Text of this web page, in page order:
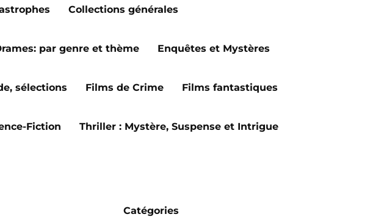
Collections générales
par genre et thème Enquêtes et Mystères
sélections Films de Crime Films fantastiques
Fiction Thriller : Mystère, Suspense et Intrigue
Catégories